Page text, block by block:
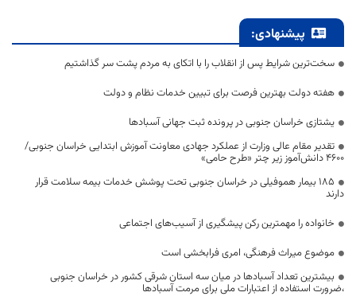
پیشنهادی:
سخت‌ترین شرایط پس از انقلاب را با اتکای به مردم پشت سر گذاشتیم
هفته دولت بهترین فرصت برای تبیین خدمات نظام و دولت
یشتازی خراسان جنوبی در پرونده ثبت جهانی آسبادها
تقدیر مقام عالی وزارت از عملکرد جهادی معاونت آموزش ابتدایی خراسان جنوبی/
۴۶۰۰ دانش‌آموز زیر چتر «طرح حامی»
۱۸۵ بیمار هموفیلی در خراسان جنوبی تحت پوشش خدمات بیمه سلامت قرار
دارند
خانواده را مهمترین رکن پیشگیری از آسیب‌های اجتماعی
موضوع میراث فرهنگی، امری فرابخشی است
بیشترین تعداد آسبادها در میان سه استان شرقی کشور در خراسان جنوبی
،ضرورت استفاده از اعتبارات ملی برای مرمت آسبادها